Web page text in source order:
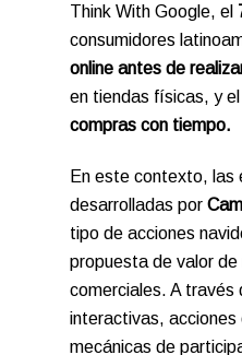
Think With Google, el
consumidores
online antes de
en tiendas físicas, y
compras con tiempo.
En este contexto, las
desarrolladas por
tipo de acciones
propuesta de valor
comerciales. A través
interactivas, acciones
mecánicas de